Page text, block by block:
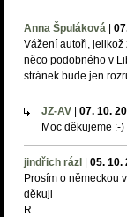
Anna Špuláková
Vážení autoři, jelikož
něco podobného v
stránek bude jen
JZ-AV 07. 10.
Moc děkujeme :-)
jindřich rázl 05. 10.
Prosím o německou
děkuji
R